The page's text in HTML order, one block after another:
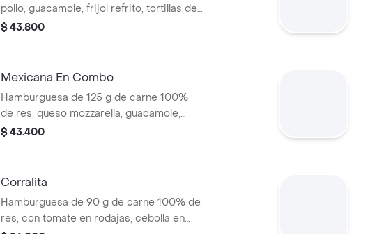
pollo, guacamole, frijol refrito, tortillas de
maíz, tomate, lechuga y salsa blanca +
$ 43.800
Mexicana En Combo
Hamburguesa de 125 g de carne 100%
de res, queso mozzarella, guacamole,
fríjol refrito, tomate, cebolla, lechuga y
$ 43.400
Corralita
Hamburguesa de 90 g de carne 100% de
res, con tomate en rodajas, cebolla en